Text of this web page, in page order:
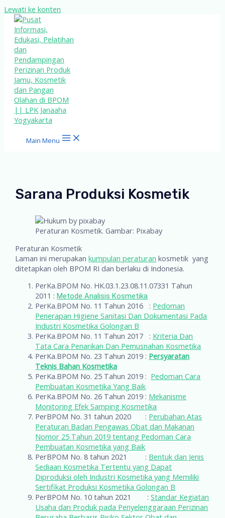
Lewati ke konten
Main Menu
Sarana Produksi Kosmetik
Peraturan Kosmetik. Gambar: Pixabay
Peraturan Kosmetik
Laman ini merupakankumpulan peraturan kosmetik yang
ditetapkan oleh BPOM RI dan berlaku di Indonesia.
PerKa.BPOM No. HK.03.1.23.08.11.07331 Tahun
2011 :Metode Analisis Kosmetika
PerKa.BPOM No. 11 Tahun 2016 : Pedoman
Penerapan Higiene Sanitasi Dan Dokumentasi Pada
Industri Kosmetika Golongan B
PerKa.BPOM No. 11 Tahun 2017 : Kriteria Dan
Tata Cara Penarikan Dan Pemusnahan Kosmetika
PerKa.BPOM No. 23 Tahun 2019 : Persyaratan
Teknis Bahan Kosmetika
PerKa.BPOM No. 25 Tahun 2019 : Pedoman Cara
Pembuatan Kosmetika Yang Baik
PerKa.BPOM No. 26 Tahun 2019 : Mekanisme
Monitoring Efek Samping Kosmetika
PerBPOM No. 31 tahun 2020 : Perubahan Atas
Peraturan Badan Pengawas Obat dan Makanan
Nomor 25 Tahun 2019 tentang Pedoman Cara
Pembuatan Kosmetika yang Baik
PerBPOM No. 8 tahun 2021 : Bentuk dan Jenis
Sediaan Kosmetika Tertentu yang Dapat
Diproduksi oleh Industri Kosmetika yang Memiliki
Sertifikat Produksi Kosmetika Golongan B
PerBPOM No. 10 tahun 2021 :Standar Kegiatan
Usaha dan Produk pada Penyelenggaraan Perizinan